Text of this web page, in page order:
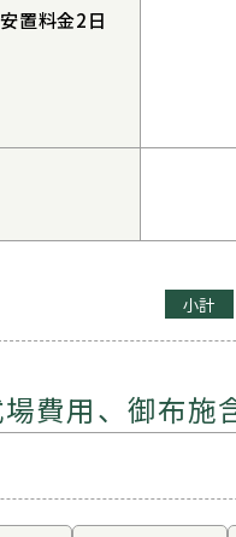
安置料金2日
小計
費用、御布施